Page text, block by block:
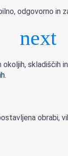
odgovorno in
skladiščih
obrabi,